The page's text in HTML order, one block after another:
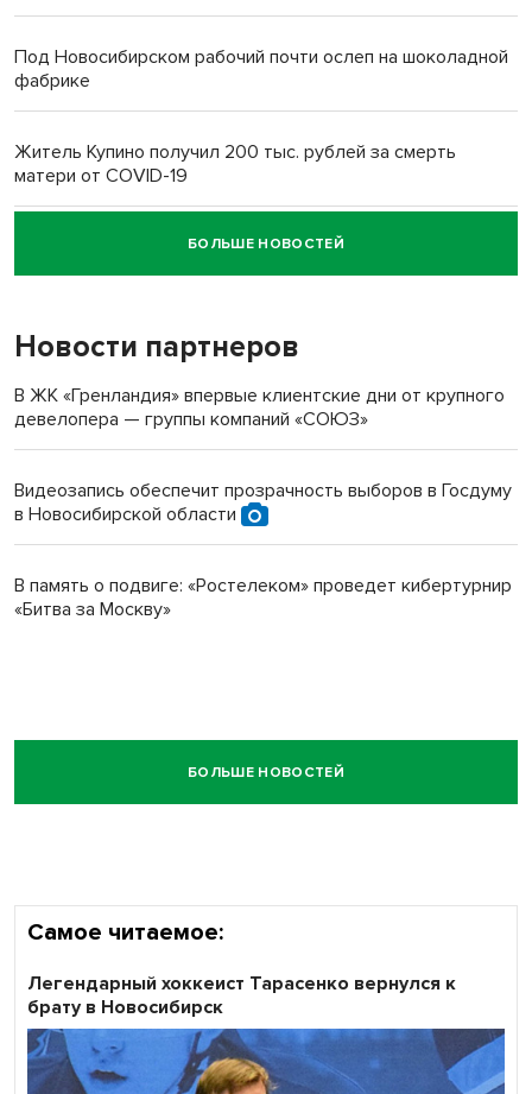
Под Новосибирском рабочий почти ослеп на шоколадной
фабрике
Житель Купино получил 200 тыс. рублей за смерть
матери от COVID-19
Новосибирский суд наказал водителя за смерть
пенсионерки на вокзале
БОЛЬШЕ НОВОСТЕЙ
Новости партнеров
В ЖК «Гренландия» впервые клиентские дни от крупного
девелопера — группы компаний «СОЮЗ»
Видеозапись обеспечит прозрачность выборов в Госдуму
в Новосибирской области
В память о подвиге: «Ростелеком» проведет кибертурнир
«Битва за Москву»
БОЛЬШЕ НОВОСТЕЙ
Самое читаемое:
Легендарный хоккеист Тарасенко вернулся к
брату в Новосибирск